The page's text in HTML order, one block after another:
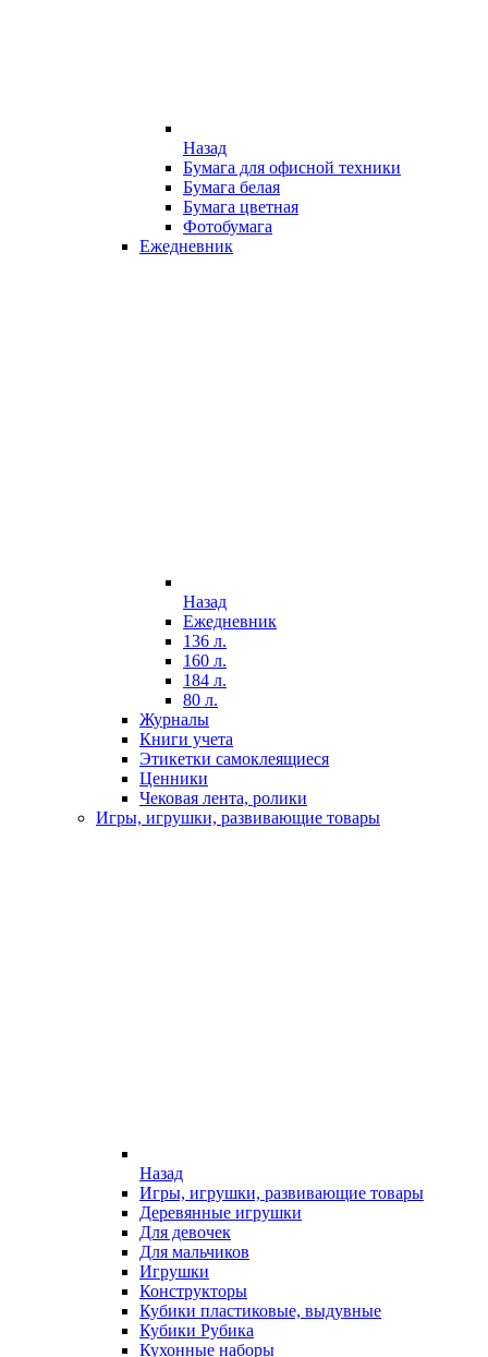
Назад
Бумага для офисной техники
Бумага белая
Бумага цветная
Фотобумага
Ежедневник
Назад
Ежедневник
136 л.
160 л.
184 л.
80 л.
Журналы
Книги учета
Этикетки самоклеящиеся
Ценники
Чековая лента, ролики
Игры, игрушки, развивающие товары
Назад
Игры, игрушки, развивающие товары
Деревянные игрушки
Для девочек
Для мальчиков
Игрушки
Конструкторы
Кубики пластиковые, выдувные
Кубики Рубика
Кухонные наборы